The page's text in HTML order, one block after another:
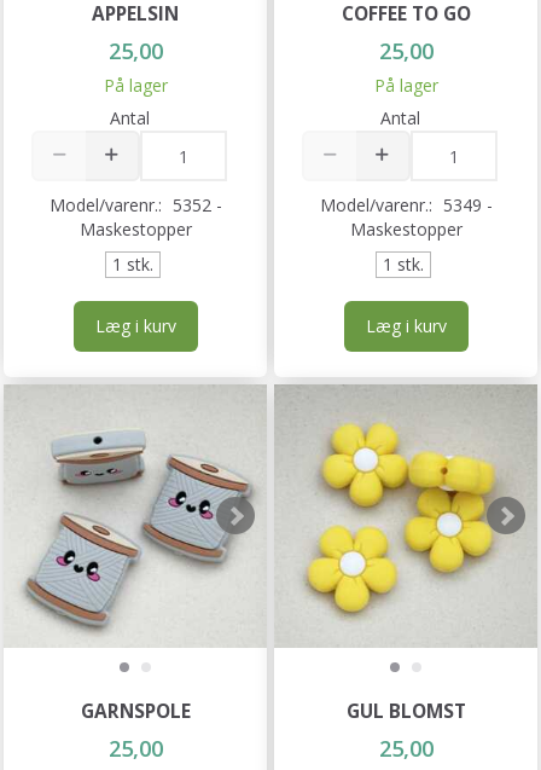
APPELSIN
25,00
På lager
Antal
Model/varenr.: 5352 -
Maskestopper
1 stk.
Læg i kurv
COFFEE TO GO
25,00
På lager
Antal
Model/varenr.: 5349 -
Maskestopper
1 stk.
Læg i kurv
GARNSPOLE
25,00
GUL BLOMST
25,00